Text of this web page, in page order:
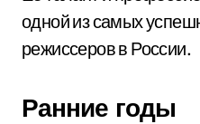
одной из самых
режиссеров в России.
Ранние годы